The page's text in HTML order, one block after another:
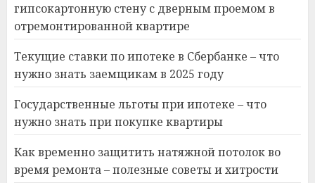
гипсокартонную стену с дверным проемом в
отремонтированной квартире
Текущие ставки по ипотеке в Сбербанке – что
нужно знать заемщикам в 2025 году
Государственные льготы при ипотеке – что
нужно знать при покупке квартиры
Как временно защитить натяжной потолок во
время ремонта – полезные советы и хитрости